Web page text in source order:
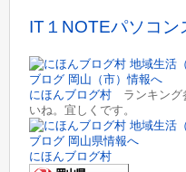
IT１NOTEパソコン
にほんブログ村 ランキング
いね。宜しくです。
にほんブログ村